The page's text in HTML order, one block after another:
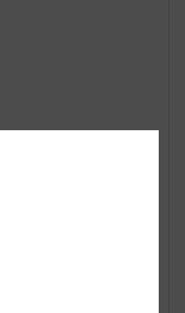
van kleur.